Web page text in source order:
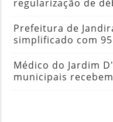
regularização de
Prefeitura de
simplificado com
Médico do Jardim
municipais